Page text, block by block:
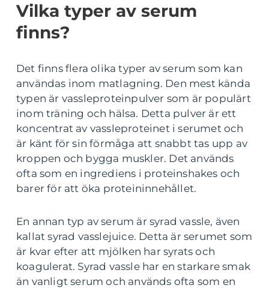
Vilka typer av serum
finns?
Det finns flera olika typer av serum som kan
användas inom matlagning. Den mest kända
typen är vassleproteinpulver som är populärt
inom träning och hälsa. Detta pulver är ett
koncentrat av vassleproteinet i serumet och
är känt för sin förmåga att snabbt tas upp av
kroppen och bygga muskler. Det används
ofta som en ingrediens i proteinshakes och
barer för att öka proteininnehållet.
En annan typ av serum är syrad vassle, även
kallat syrad vasslejuice. Detta är serumet som
är kvar efter att mjölken har syrats och
koagulerat. Syrad vassle har en starkare smak
än vanligt serum och används ofta som en